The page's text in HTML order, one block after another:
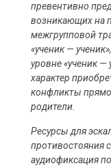
превентивно
возникающих на
межгрупповой
«ученик —
уровне «ученик
характер
конфликты
родители.
Ресурсы для
противостояния
аудиофиксация